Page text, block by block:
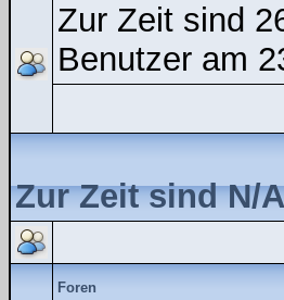
Zur Zeit sind
Benutzer am
Zur Zeit sind N/
Foren